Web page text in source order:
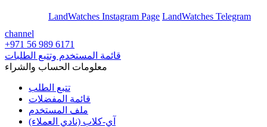
LandWatches Instagram Page LandWatches Telegram
channel
+971 56 989 6171
قائمة المستخدم وتتبع الطلبات
معلومات الحساب والشراء
تتبع الطلب
قائمة المفضلات
ملف المستخدم
آي-كلاب (نادي العملاء)